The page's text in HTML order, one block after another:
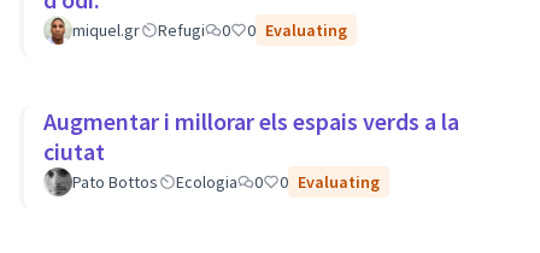
miquel.gr Refugi 0 0 Evaluating
Augmentar i millorar els espais verds a la
ciutat
Pato Bottos Ecologia 0 0 Evaluating